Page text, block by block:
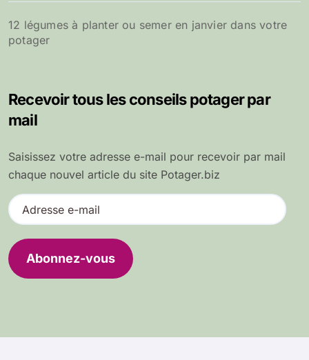
12 légumes à planter ou semer en janvier dans votre
potager
Recevoir tous les conseils potager par
mail
Saisissez votre adresse e-mail pour recevoir par mail
chaque nouvel article du site Potager.biz
A
d
e
s
Abonnez-vous